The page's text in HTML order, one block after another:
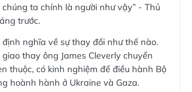
ta chính là người như vậy” - Thủ
trước.
nghĩa về sự thay đổi như thế nào.
thay ông James Cleverly chuyển
thuộc, có kinh nghiệm để điều hành Bộ
hoành hành ở Ukraine và Gaza.